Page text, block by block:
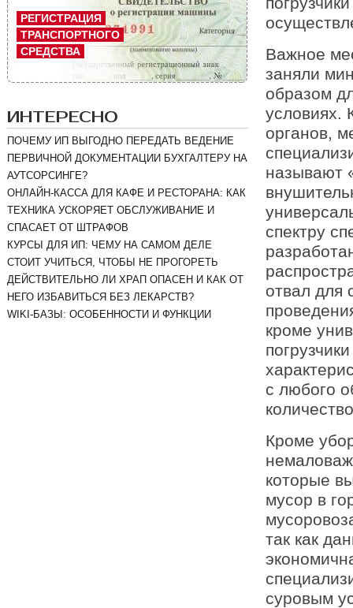
Важное
заняли
образом
условиях.
органов,
называют
спектру
отвал для
кроме
с любого
Кроме
которые
мусор в
так как
суровым
РЕГИСТРАЦИЯ
ТРАНСПОРТНОГО
СРЕДСТВА
ИНТЕРЕСНО
ПОЧЕМУ ИП ВЫГОДНО ПЕРЕДАТЬ ВЕДЕНИЕ
ПЕРВИЧНОЙ ДОКУМЕНТАЦИИ БУХГАЛТЕРУ НА
АУТСОРСИНГЕ?
ОНЛАЙН-КАССА ДЛЯ КАФЕ И РЕСТОРАНА: КАК
ТЕХНИКА УСКОРЯЕТ ОБСЛУЖИВАНИЕ И
СПАСАЕТ ОТ ШТРАФОВ
КУРСЫ ДЛЯ ИП: ЧЕМУ НА САМОМ ДЕЛЕ
СТОИТ УЧИТЬСЯ, ЧТОБЫ НЕ ПРОГОРЕТЬ
ДЕЙСТВИТЕЛЬНО ЛИ ХРАП ОПАСЕН И КАК ОТ
НЕГО ИЗБАВИТЬСЯ БЕЗ ЛЕКАРСТВ?
WIKI-БАЗЫ: ОСОБЕННОСТИ И ФУНКЦИИ